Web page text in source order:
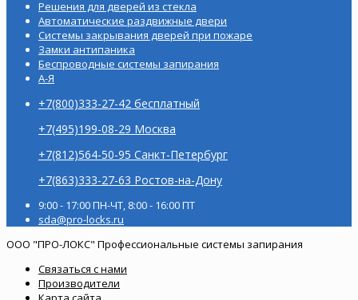
Решения для дверей из стекла
Автоматические раздвижные двери
Системы закрывания дверей при пожаре
Замки антипаника
Беспроводные системы запирания
А-Я
+7(800)333-27-42 бесплатный
+7(495)199-08-29 Москва
+7(812)564-50-95 Санкт-Петербург
+7(863)333-27-63 Ростов-на-Дону
9:00 - 17:00 ПН-ЧТ, 8:00 - 16:00 ПТ
sda@pro-locks.ru
ООО "ПРО-ЛОКС" Профессиональные системы запирания
Связаться с нами
Производители